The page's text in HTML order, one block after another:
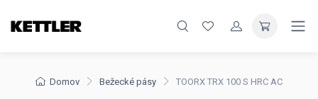
Domov Bežecké pásy TOORX TRX 100 S HRC AC